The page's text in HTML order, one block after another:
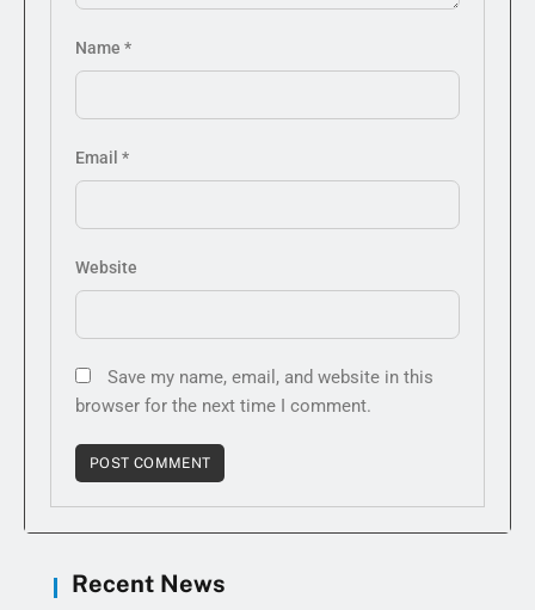
Name *
Email *
Website
Save my name, email, and website in this
browser for the next time I comment.
Recent News